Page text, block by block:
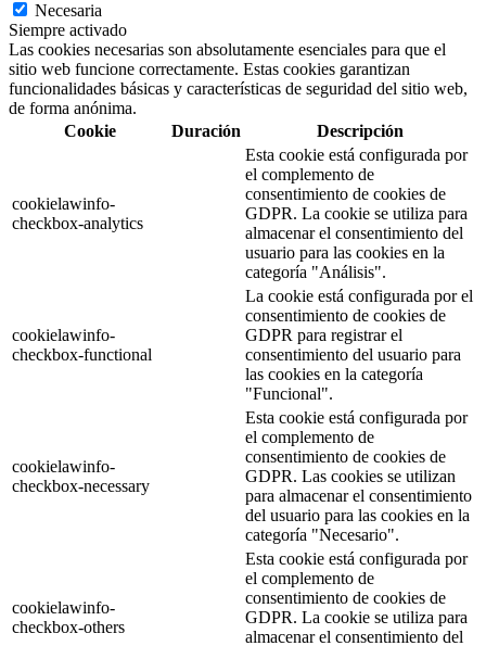
Necesaria
Siempre activado
Las cookies necesarias son absolutamente esenciales para que el
sitio web funcione correctamente. Estas cookies garantizan
funcionalidades básicas y características de seguridad del sitio web,
de forma anónima.
Cookie
Duración Descripción
cookielawinfo-
checkbox-analytics
Esta cookie está configurada por
el complemento de
consentimiento de cookies de
GDPR. La cookie se utiliza para
almacenar el consentimiento del
usuario para las cookies en la
categoría "Análisis".
cookielawinfo-
checkbox-functional
La cookie está configurada por el
consentimiento de cookies de
GDPR para registrar el
consentimiento del usuario para
las cookies en la categoría
"Funcional".
cookielawinfo-
checkbox-necessary
Esta cookie está configurada por
el complemento de
consentimiento de cookies de
GDPR. Las cookies se utilizan
para almacenar el consentimiento
del usuario para las cookies en la
categoría "Necesario".
cookielawinfo-
checkbox-others
Esta cookie está configurada por
el complemento de
consentimiento de cookies de
GDPR. La cookie se utiliza para
almacenar el consentimiento del